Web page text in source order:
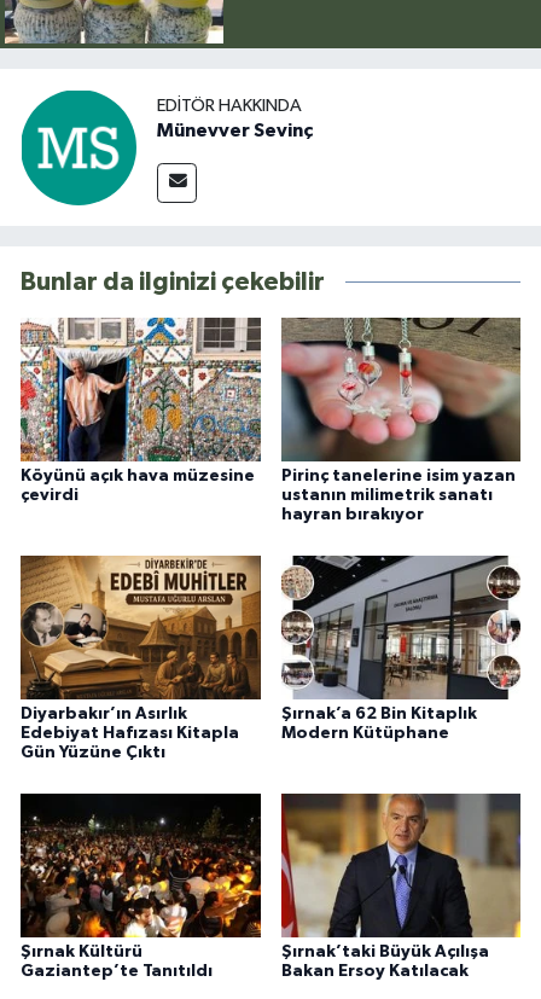
EDITÖR HAKKINDA
Münevver Sevinç
Bunlar da ilginizi çekebilir
Köyünü açık hava müzesine
çevirdi
Pirinç tanelerine isim yazan
ustanın milimetrik sanatı
hayran bırakıyor
Diyarbakır’ın Asırlık
Edebiyat Hafızası Kitapla
Gün Yüzüne Çıktı
Şırnak’a 62 Bin Kitaplık
Modern Kütüphane
Şırnak Kültürü
Gaziantep’te Tanıtıldı
Şırnak’taki Büyük Açılışa
Bakan Ersoy Katılacak